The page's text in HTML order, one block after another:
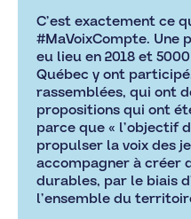
C’est exactement ce
#MaVoixCompte. Une
eu lieu en 2018 et
Québec y ont
rassemblées, qui ont
propositions qui ont
parce que « l’objectif
propulser la voix des
accompagner à créer
durables, par le biais
l’ensemble du